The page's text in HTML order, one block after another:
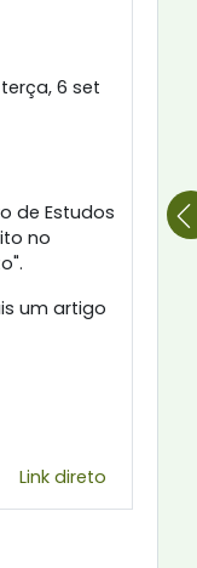
terça, 6 set
de Estudos
no
um artigo
Link direto